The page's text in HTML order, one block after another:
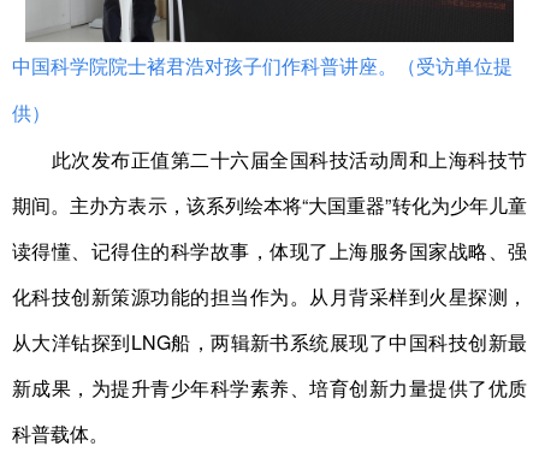
中国科学院院士褚君浩对孩子们作科普讲座。（受访单位提
供）
此次发布正值第二十六届全国科技活动周和上海科技节
期间。主办方表示，该系列绘本将“大国重器”转化为少年儿童
读得懂、记得住的科学故事，体现了上海服务国家战略、强
化科技创新策源功能的担当作为。从月背采样到火星探测，
从大洋钻探到LNG船，两辑新书系统展现了中国科技创新最
新成果，为提升青少年科学素养、培育创新力量提供了优质
科普载体。